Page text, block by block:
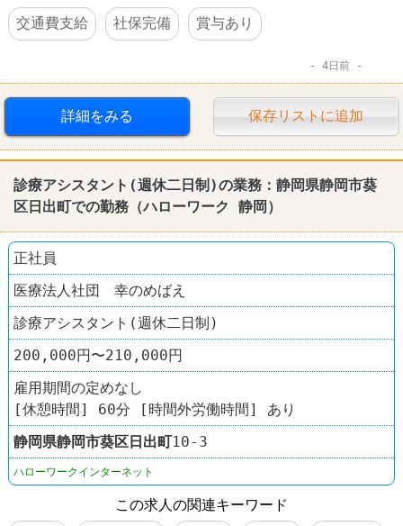
交通費支給 社保完備 賞与あり
4日前
詳細をみる 保存リストに追加
診療アシスタント(週休二日制)の業務：静岡県静岡市葵
区日出町での勤務（ハローワーク 静岡）
正社員
医療法人社団 幸のめばえ
診療アシスタント(週休二日制)
200,000円〜210,000円
雇用期間の定めなし
[休憩時間] 60分 [時間外労働時間] あり
静岡県静岡市葵区日出町10-3
ハローワークインターネット
この求人の関連キーワード